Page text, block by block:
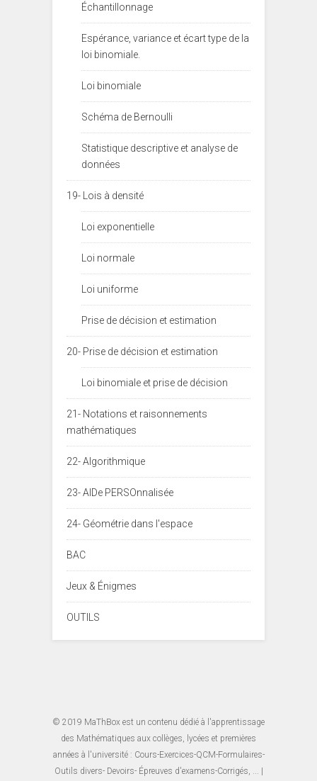
Échantillonnage
Espérance, variance et écart type de la
loi binomiale.
Loi binomiale
Schéma de Bernoulli
Statistique descriptive et analyse de
données
19- Lois à densité
Loi exponentielle
Loi normale
Loi uniforme
Prise de décision et estimation
20- Prise de décision et estimation
Loi binomiale et prise de décision
21- Notations et raisonnements
mathématiques
22- Algorithmique
23- AIDe PERSOnnalisée
24- Géométrie dans l'espace
BAC
Jeux & Énigmes
OUTILS
© 2019 MaThBox est un contenu dédié à l'apprentissage
des Mathématiques aux collèges, lycées et premières
années à l'université : Cours-Exercices-QCM-Formulaires-
Outils divers- Devoirs- Épreuves d'examens-Corrigés, ... |